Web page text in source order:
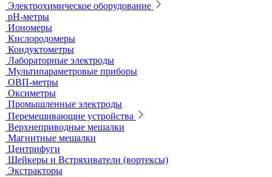
Электрохимическое оборудование
pH-метры
Иономеры
Кислородомеры
Кондуктометры
Лабораторные электроды
Мультипараметровые приборы
ОВП-метры
Оксиметры
Промышленные электроды
Перемешивающие устройства
Верхнеприводные мешалки
Магнитные мешалки
Центрифуги
Шейкеры и Встряхиватели (вортексы)
Экстракторы